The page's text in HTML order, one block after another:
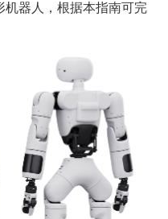
器人，根据本指南可完